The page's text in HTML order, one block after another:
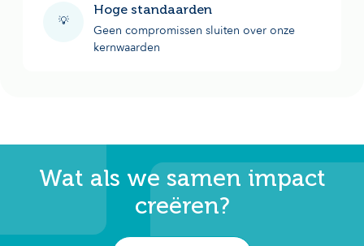
💡
Hoge standaarden
Geen compromissen sluiten over onze
kernwaarden
Wat als we samen impact
creëren?